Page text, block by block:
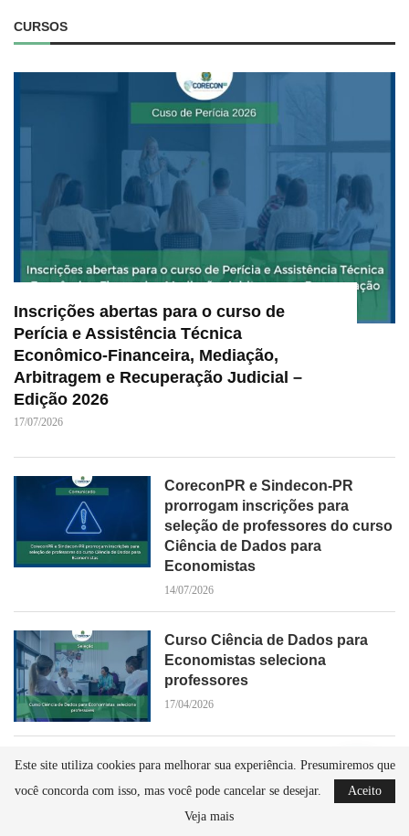
CURSOS
Inscrições abertas para o curso de
Perícia e Assistência Técnica
Econômico-Financeira, Mediação,
Arbitragem e Recuperação Judicial –
Edição 2026
17/07/2026
CoreconPR e Sindecon-PR
prorrogam inscrições para
seleção de professores do curso
Ciência de Dados para
Economistas
14/07/2026
Curso Ciência de Dados para
Economistas seleciona
professores
17/04/2026
Pesquisa: Curso de Ciência de
Dados para Economistas – Sua
Este site utiliza cookies para melhorar sua experiência. Presumiremos que
você concorda com isso, mas você pode cancelar se desejar.
Aceito
Veja mais